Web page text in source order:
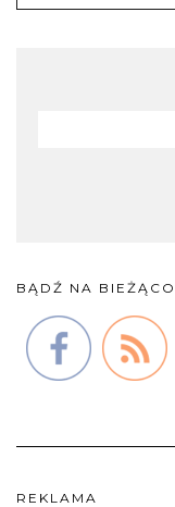
BĄDŹ NA BIEŻĄCO
REKLAMA